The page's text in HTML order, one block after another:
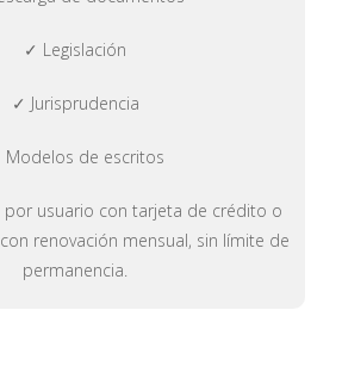
✓ Legislación
✓ Jurisprudencia
Modelos de escritos
por usuario con tarjeta de crédito o
renovación mensual, sin límite de
permanencia.